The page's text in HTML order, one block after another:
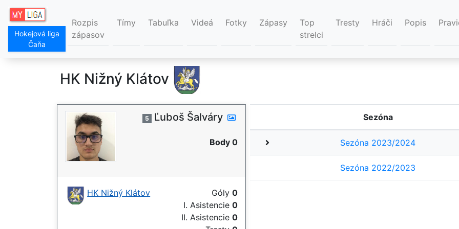
Hokejová liga
Čaňa
Rozpis
zápasov
Tímy Tabuľka Videá Fotky Zápasy
Top
strelci
Tresty Hráči Popis
HK Nižný Klátov
5 Ľuboš Šalváry
Body 0
HK Nižný Klátov Góly 0
I. Asistencie 0
II. Asistencie 0
Sezóna
Sezóna 2023/2024
Sezóna 2022/2023